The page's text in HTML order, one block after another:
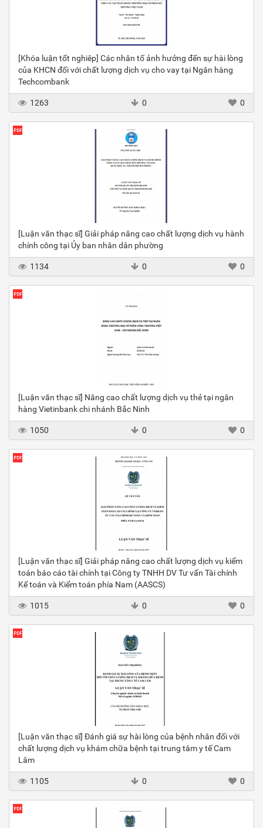
[Khóa luận tốt nghiêp] Các nhân tố ảnh hưởng đến sự hài lòng
của KHCN đối với chất lượng dịch vụ cho vay tại Ngân hàng
Techcombank
1263 0 0
[Luận văn thạc sĩ] Giải pháp nâng cao chất lượng dịch vụ hành
chính công tại Ủy ban nhân dân phường
1134 0 0
[Luận văn thạc sĩ] Nâng cao chất lượng dịch vụ thẻ tại ngân
hàng Vietinbank chi nhánh Bắc Ninh
1050 0 0
[Luận văn thạc sĩ] Giải pháp nâng cao chất lượng dịch vụ kiểm
toán báo cáo tài chính tại Công ty TNHH DV Tư vấn Tài chính
Kế toán và Kiểm toán phía Nam (AASCS)
1015 0 0
[Luận văn thạc sĩ] Đánh giá sự hài lòng của bệnh nhân đối với
chất lượng dịch vụ khám chữa bệnh tại trung tâm y tế Cam
Lâm
1105 0 0